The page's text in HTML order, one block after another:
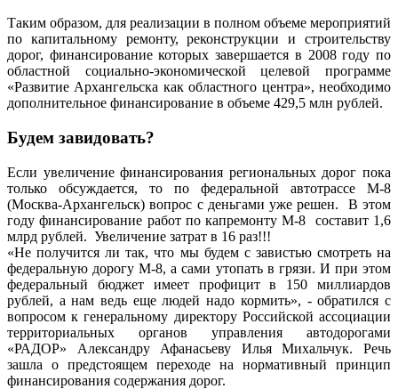
Таким образом, для реализации в полном объеме мероприятий
по капитальному ремонту, реконструкции и строительству
дорог, финансирование которых завершается в 2008 году по
областной социально-экономической целевой программе
«Развитие Архангельска как областного центра», необходимо
дополнительное финансирование в объеме 429,5 млн рублей.
Будем завидовать?
Если увеличение финансирования региональных дорог пока
только обсуждается, то по федеральной автотрассе М-8
(Москва-Архангельск) вопрос с деньгами уже решен. В этом
году финансирование работ по капремонту М-8 составит 1,6
млрд рублей. Увеличение затрат в 16 раз!!!
«Не получится ли так, что мы будем с завистью смотреть на
федеральную дорогу М-8, а сами утопать в грязи. И при этом
федеральный бюджет имеет профицит в 150 миллиардов
рублей, а нам ведь еще людей надо кормить», - обратился с
вопросом к генеральному директору Российской ассоциации
территориальных органов управления автодорогами
«РАДОР» Александру Афанасьеву Илья Михальчук. Речь
зашла о предстоящем переходе на нормативный принцип
финансирования содержания дорог.